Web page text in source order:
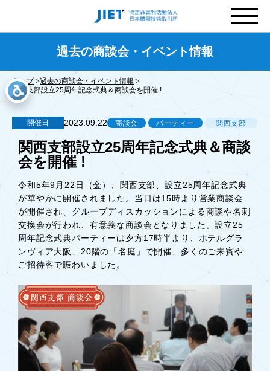
過去の商談会・イベント情報
トップ
過去の商談会・イベント情報
関西支部設立25周年記念式典＆商談会を開催 !
開催日 2023.09.22 商談会 パーティー 関西支部
関西支部設立25周年記念式典＆商談
会を開催 !
令和5年9月22日（金）、関西支部、設立25周年記念式典
が華やかに開催されました。当日は15時より営業商談会
が開催され、グループディスカッションによる商談や名刺
交換会が行われ、有意義な商談会となりました。設立25
周年記念式典パーティーは夕方17時半より、ホテルグラ
ンヴィア大阪、20階の「名庭」で開催、多くのご来賓や
ご招待客で賑わいました。